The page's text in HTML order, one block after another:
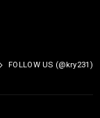
FOLLOW US (@kry231)